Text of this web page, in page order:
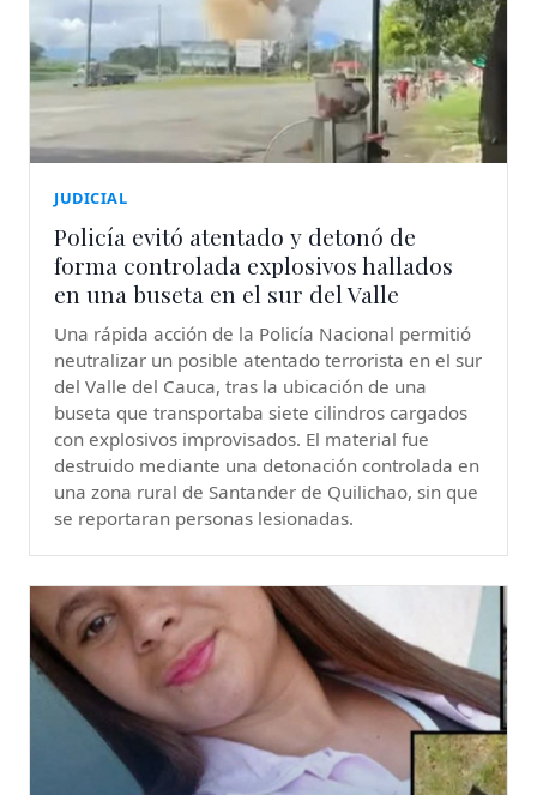
JUDICIAL
Policía evitó atentado y detonó de
forma controlada explosivos hallados
en una buseta en el sur del Valle
Una rápida acción de la Policía Nacional permitió
neutralizar un posible atentado terrorista en el sur
del Valle del Cauca, tras la ubicación de una
buseta que transportaba siete cilindros cargados
con explosivos improvisados. El material fue
destruido mediante una detonación controlada en
una zona rural de Santander de Quilichao, sin que
se reportaran personas lesionadas.